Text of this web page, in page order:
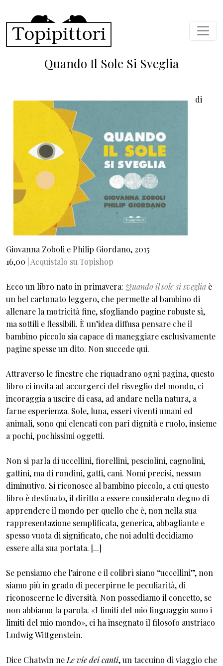
Quando Il Sole Si Sveglia
di
Giovanna Zoboli e Philip Giordano, 2015
16,00 | Acquistalo su Topishop
Ecco un libro nato in primavera: Quando il sole si sveglia è
un bel cartonato leggero, che permette al bambino di
allenare la motricità fine, sfogliando pagine robuste sì,
ma sottili e flessibili. È un’idea diffusa pensare che il
bambino piccolo sia capace di maneggiare esclusivamente
pagine spesse un dito. Non succede qui.
Attraverso le finestre che riquadrano ogni pagina, questo
libro ci invita ad accorgerci del risveglio del mondo, ci
incoraggia a uscire di casa, ad andare nella natura, a
farne esperienza. Sole, luna, esseri viventi umani ed
animali, sono qui elencati con pari dignità e ruolo, insieme
a pochi, pochissimi oggetti.
Non si parla di uccellini, fiorellini, pesciolini, cagnolini,
gattini, ma di rondini, gatti, cani. Nomi precisi, nessun
diminutivo. Si riconosce al bambino piccolo, a cui questo
libro è destinato, il diritto a essere considerato degno di
apprendere il mondo per quello che è, non nella sua
rappresentazione semplificata, generica, abbagliante e
spesso vuota di significato, che noi adulti decidiamo
essere alla sua portata. [...]
Se pensiamo che l’airone e il colibrì siano “uccellini”, non
siamo più in grado di pecerpirne le peculiarità, di
riconoscerne le diversità. Non possediamo il concetto, se
non abbiamo la parola. «I limiti del mio linguaggio sono i
limiti del mio mondo», ci ha insegnato il filosofo austriaco
Ludwig Wittgenstein.
Dice Chatwin ne Le vie dei canti, un taccuino di viaggio che